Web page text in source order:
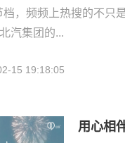
档，频频上热搜的不
汽集团的...
15 19:18:05
用心相